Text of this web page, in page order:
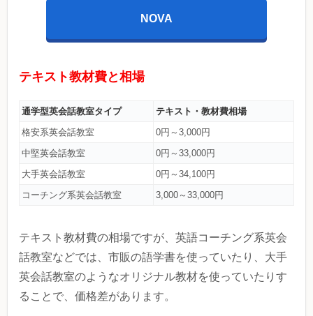
NOVA
テキスト教材費と相場
通学型英会話教室タイプ テキスト・教材費相場
格安系英会話教室
0円～3,000円
中堅英会話教室
0円～33,000円
大手英会話教室
0円～34,100円
コーチング系英会話教室
3,000～33,000円
テキスト教材費の相場ですが、英語コーチング系英会
話教室などでは、市販の語学書を使っていたり、大手
英会話教室のようなオリジナル教材を使っていたりす
ることで、価格差があります。